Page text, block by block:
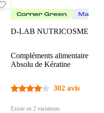
Corner Green Made
D-LAB
Compléments alimentaires
Absolu de Kératine
302 avis
Existe en 2 variations